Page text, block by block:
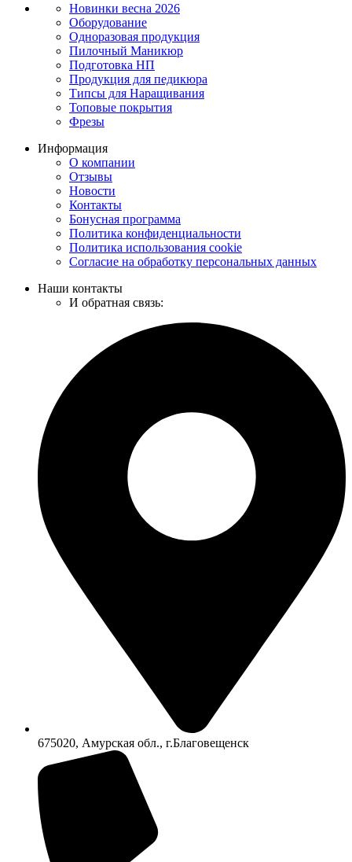
Новинки весна 2026
Оборудование
Одноразовая продукция
Пилочный Маникюр
Подготовка НП
Продукция для педикюра
Типсы для Наращивания
Топовые покрытия
Фрезы
Информация
О компании
Отзывы
Новости
Контакты
Бонусная программа
Политика конфиденциальности
Политика использования cookie
Согласие на обработку персональных данных
Наши контакты
И обратная связь:
675020, Амурская обл., г.Благовещенск